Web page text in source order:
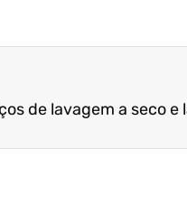
de lavagem a seco e